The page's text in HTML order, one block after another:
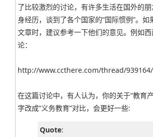
了比较激烈的讨论，有许多生活在国外的
身经历，谈到了各个国家的“国际惯例”。
文章时，建议参考一下他们的意见。例如
论：
http://www.ccthere.com/thread/939164/
在这篇讨论中，有人认为，你的关于“教育
字改成“义务教育”对比，会更好一些:
Quote: